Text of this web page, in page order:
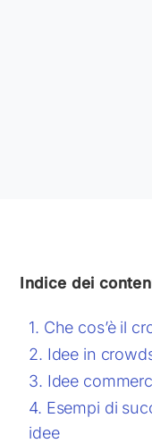
Indice dei
Che cos’è il
Idee in
Idee
Esempi di
idee